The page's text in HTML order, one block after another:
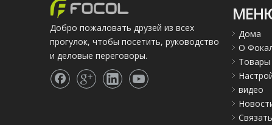
Добро пожаловать друзей из всех
прогулок, чтобы посетить, руководство
и деловые переговоры.
Дома
О
Товары
видео